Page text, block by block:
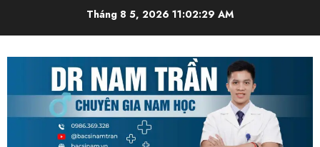
Tháng 8 5, 2026 11:02:29 AM